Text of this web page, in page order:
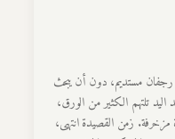
رجفان مستديم، دون أن يبحث
تلتهم الكثير من الورق،
مزخرفة. زمن القصيدة انتهى،